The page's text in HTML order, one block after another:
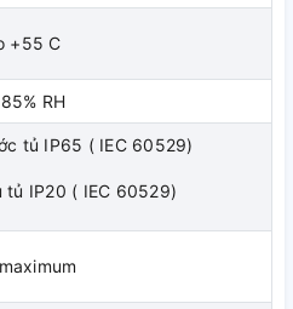
minh, có khả năng tự làm
+55 C
RH
tủ IP65 ( IEC 60529)
tủ IP20 ( IEC 60529)